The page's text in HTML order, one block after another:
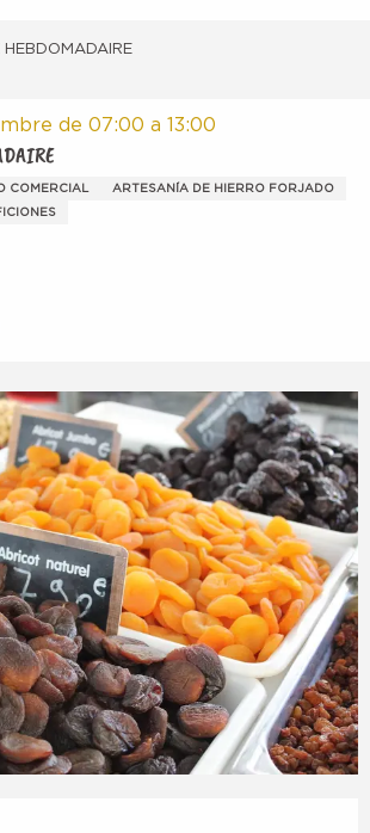
HEBDOMADAIRE
de 07:00 a 13:00
COMERCIAL
ARTESANÍA DE HIERRO FORJADO
aux favoris